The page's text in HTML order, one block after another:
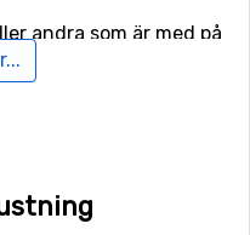
andra som är med på
av att åka snowboard